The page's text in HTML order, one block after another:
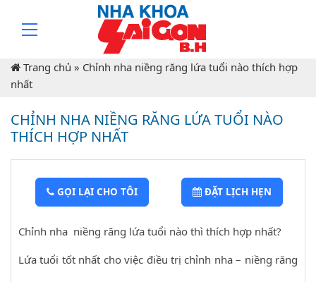
Trang chủ » Chỉnh nha niềng răng lứa tuổi nào thích hợp
nhất
CHỈNH NHA NIỀNG RĂNG LỨA TUỔI NÀO
THÍCH HỢP NHẤT
GỌI LẠI CHO TÔI ĐẶT LỊCH HẸN
Chỉnh nha niềng răng lứa tuổi nào thì thích hợp nhất?
Lứa tuổi tốt nhất cho việc điều trị chỉnh nha – niềng răng